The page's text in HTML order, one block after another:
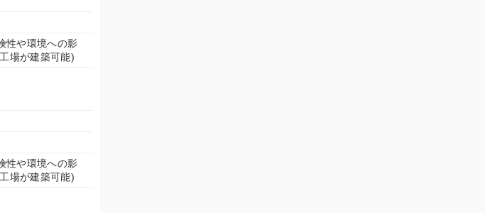
性や環境への影
場が建築可能)
性や環境への影
場が建築可能)